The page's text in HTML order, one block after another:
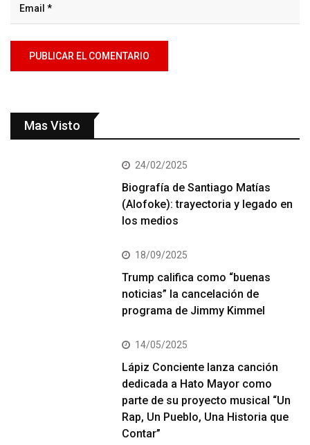
Mas Visto
24/02/2025
Biografía de Santiago Matías
(Alofoke): trayectoria y legado en
los medios
18/09/2025
Trump califica como “buenas
noticias” la cancelación de
programa de Jimmy Kimmel
14/05/2025
Lápiz Conciente lanza canción
dedicada a Hato Mayor como
parte de su proyecto musical “Un
Rap, Un Pueblo, Una Historia que
Contar”